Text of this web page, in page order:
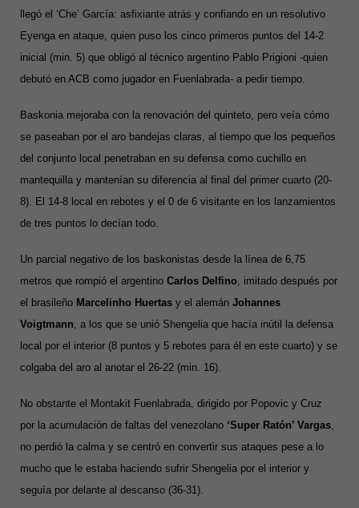
llegó el ‘Che’ García: asfixiante atrás y confiando en un resolutivo
Eyenga en ataque, quien puso los cinco primeros puntos del 14-2
inicial (min. 5) que obligó al técnico argentino Pablo Prigioni -quien
debutó en ACB como jugador en Fuenlabrada- a pedir tiempo.
Baskonia mejoraba con la renovación del quinteto, pero veía cómo
se paseaban por el aro bandejas claras, al tiempo que los pequeños
del conjunto local penetraban en su defensa como cuchillo en
mantequilla y mantenían su diferencia al final del primer cuarto (20-
8). El 14-8 local en rebotes y el 0 de 6 visitante en los lanzamientos
de tres puntos lo decían todo.
Un parcial negativo de los baskonistas desde la línea de 6,75
metros que rompió el argentino Carlos Delfino, imitado después por
el brasileño Marcelinho Huertas y el alemán Johannes
Voigtmann, a los que se unió Shengelia que hacía inútil la defensa
local por el interior (8 puntos y 5 rebotes para él en este cuarto) y se
colgaba del aro al anotar el 26-22 (min. 16).
No obstante el Montakit Fuenlabrada, dirigido por Popovic y Cruz
por la acumulación de faltas del venezolano ‘Super Ratón’ Vargas,
no perdió la calma y se centró en convertir sus ataques pese a lo
mucho que le estaba haciendo sufrir Shengelia por el interior y
seguía por delante al descanso (36-31).